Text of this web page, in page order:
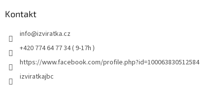
Kontakt
info@izviratka.cz
+420 774 64 77 34 ( 9-17h )
https://www.facebook.com/profile.php?id=100063830512584
izviratkajbc